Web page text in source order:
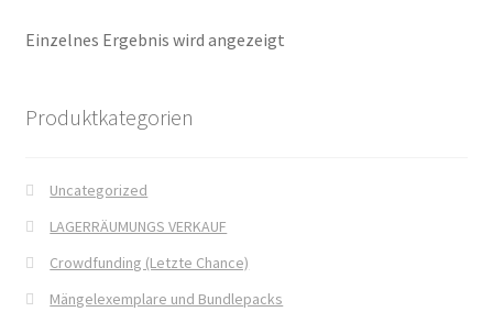
Das Verlagsteam
Die Dunkelmagierchroniken Bd. 1
Die Dunkelmagierchroniken Bd. 2
Einzelnes Ergebnis wird angezeigt
Produktkategorien
Uncategorized
LAGERRÄUMUNGS VERKAUF
Crowdfunding (Letzte Chance)
Mängelexemplare und Bundlepacks